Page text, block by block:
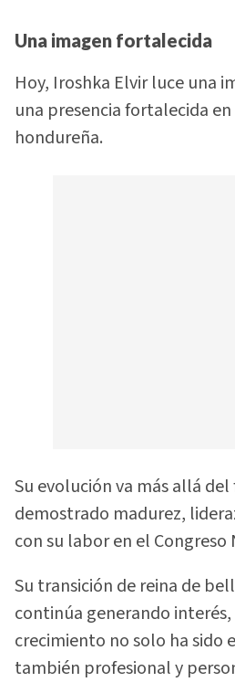
Una imagen fortalecida
Hoy, Iroshka Elvir luce una
una presencia fortalecida
hondureña.
Su evolución va más allá del
demostrado madurez,
con su labor en el Congreso
Su transición de reina de
continúa generando
crecimiento no solo ha sido
también profesional y